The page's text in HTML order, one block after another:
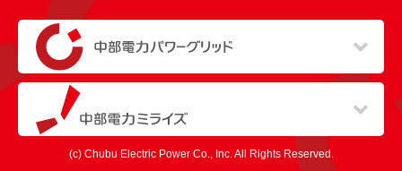
（新しいウィンドウを開きます）
（新しいウィンドウを開きます）
(c) Chubu Electric Power Co., Inc. All Rights Reserved.